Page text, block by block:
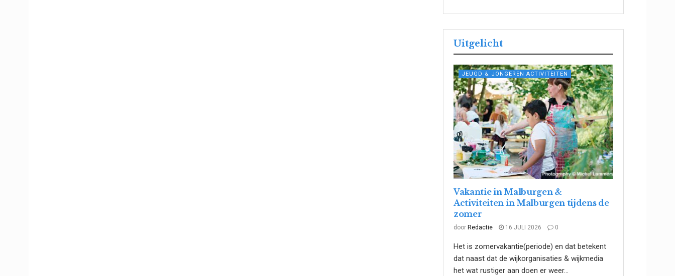
Uitgelicht
JEUGD & JONGEREN ACTIVITEITEN
Vakantie in Malburgen &
Activiteiten in Malburgen tijdens de
zomer
door Redactie 16 JULI 2026 0
Het is zomervakantie(periode) en dat betekent
dat naast dat de wijkorganisaties & wijkmedia
het wat rustiger aan doen er weer...